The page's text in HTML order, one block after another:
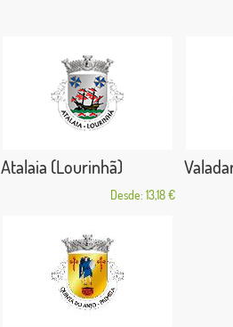
Atalaia (Lourinhã)
Desde: 13,18 €